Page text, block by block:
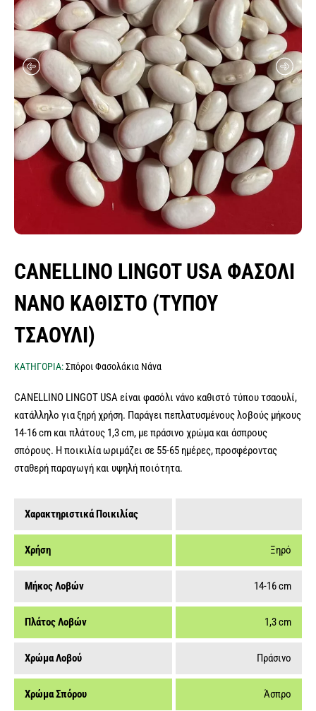
ποικιλιών λαχανικών
σπόροι αρωματικών & βότανα
σπόροι βιομηχανίας τροφίμων
κοκκάρι σποράς
σκόρδο σποράς
σπόροι δημητριακών
πατατόσπορος
σπόροι baby leaf μicro green εdible flowers
φακελάκια σπόρων & σταντ
σπόροι λειμώνες - μίγματα
CANELLINO LINGOT USA ΦΑΣΟΛΙ
ΝΑΝΟ ΚΑΘΙΣΤΟ (ΤΎΠΟΥ
ΤΣΑΟΥΛΊ)
ΚΑΤΗΓΟΡΙΑ:Σπόροι Φασολάκια Νάνα
CANELLINO LINGOT USA είναι φασόλι νάνο καθιστό τύπου τσαουλί,
κατάλληλο για ξηρή χρήση. Παράγει πεπλατυσμένους λοβούς μήκους
14-16 cm και πλάτους 1,3 cm, με πράσινο χρώμα και άσπρους
σπόρους. Η ποικιλία ωριμάζει σε 55-65 ημέρες, προσφέροντας
σταθερή παραγωγή και υψηλή ποιότητα.
Χαρακτηριστικά Ποικιλίας
Χρήση Ξηρό
Μήκος Λοβών 14-16 cm
Πλάτος Λοβών 1,3 cm
Χρώμα Λοβού Πράσινο
Χρώμα Σπόρου Άσπρο